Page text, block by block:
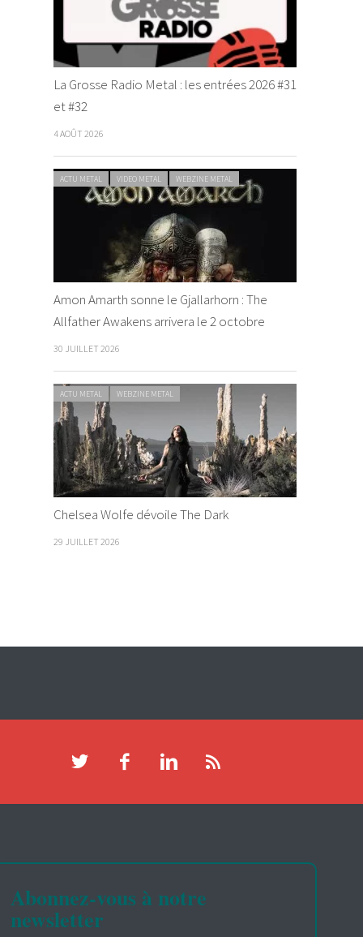
La Grosse Radio Metal : les entrées 2026 #31
et #32
4 AOÛT 2026
ACTU METAL VIDEO METAL WEBZINE METAL
Amon Amarth sonne le Gjallarhorn : The
Allfather Awakens arrivera le 2 octobre
30 JUILLET 2026
ACTU METAL WEBZINE METAL
Chelsea Wolfe dévoile The Dark
29 JUILLET 2026
Abonnez-vous à notre
newsletter